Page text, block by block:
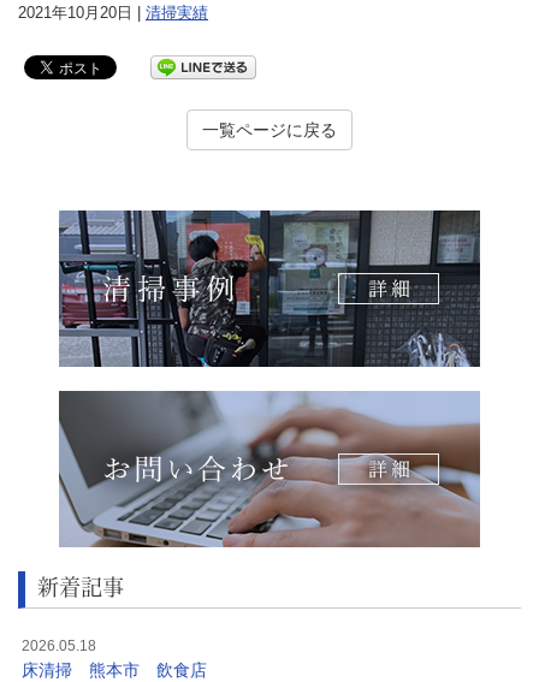
2021年10月20日 | 清掃実績
一覧ページに戻る
新着記事
2026.05.18
床清掃 熊本市 飲食店